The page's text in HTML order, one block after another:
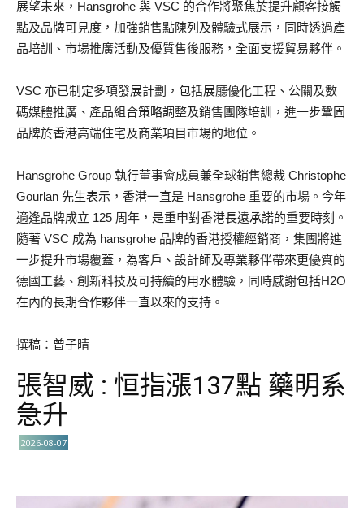
展望未來，Hansgrohe 與 VSC 的合作將聚焦於提升顧客接觸
點及品牌可見度，加強銷售點陳列及體驗式展示，同時透過產
品培訓、市場推廣活動及優質售後服務，全面支援貿易夥伴。
VSC 亦已制定多項發展計劃，包括展廳優化工程、公關及數
碼媒體推廣、產品組合策略調整及銷售團隊培訓，進一步鞏固
品牌於香港高端住宅及商業項目市場的地位。
Hansgrohe Group 執行董事會成員兼全球銷售總裁 Christophe
Gourlan 先生表示，香港一直是 Hansgrohe 重要的市場。今年
適逢品牌成立 125 周年，是重申對香港長遠承諾的重要時刻。
隨著 VSC 成為 hansgrohe 品牌的香港授權經銷商，集團將進
一步提升市場覆蓋，為客戶、設計師及專業夥伴帶來更優質的
德國工藝、創新科技及可持續的用水體驗，同時感謝包括H2O
在內的長期合作夥伴一直以來的支持。
撰稿：曾子晴
張智威 : 恒指漲137點 藥明系
急升
2026-08-07